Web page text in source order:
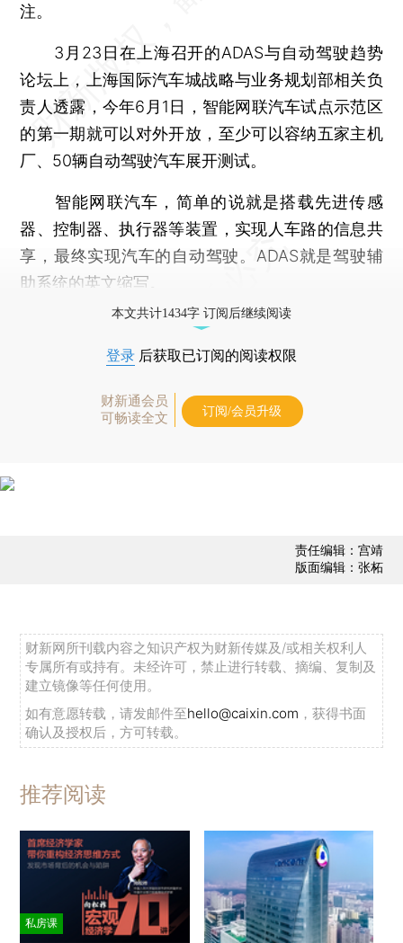
注。
3月23日在上海召开的ADAS与自动驾驶趋势
论坛上，上海国际汽车城战略与业务规划部相关负
责人透露，今年6月1日，智能网联汽车试点示范区
的第一期就可以对外开放，至少可以容纳五家主机
厂、50辆自动驾驶汽车展开测试。
智能网联汽车，简单的说就是搭载先进传感
器、控制器、执行器等装置，实现人车路的信息共
享，最终实现汽车的自动驾驶。ADAS就是驾驶辅
助系统的英文缩写。
本文共计1434字 订阅后继续阅读
登录 后获取已订阅的阅读权限
财新通会员
可畅读全文
订阅/会员升级
责任编辑：宫靖
版面编辑：张柘
财新网所刊载内容之知识产权为财新传媒及/或相关权利人
专属所有或持有。未经许可，禁止进行转载、摘编、复制及
建立镜像等任何使用。
如有意愿转载，请发邮件至hello@caixin.com ，获得书面
确认及授权后，方可转载。
推荐阅读
私房课